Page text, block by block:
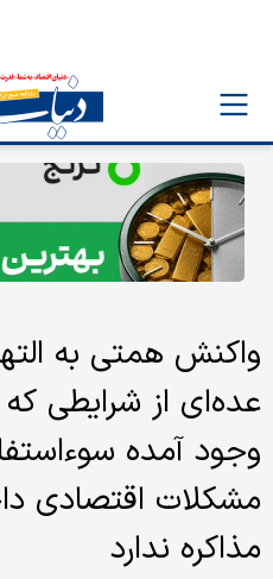
واکنش همتی به
عده‌ای از شرایطی
وجود آمده
مشکلات اقتصادی
مذاکره ندارد